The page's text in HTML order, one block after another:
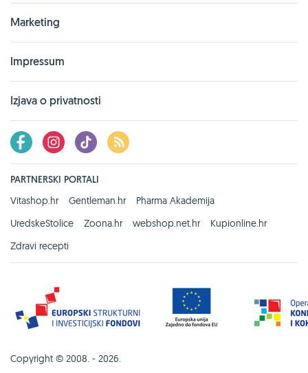
Marketing
Impressum
Izjava o privatnosti
PARTNERSKI PORTALI
Vitashop.hr
Gentleman.hr
Pharma Akademija
UredskeStolice
Zoona.hr webshop.net.hr
Kupionline.hr
Zdravi recepti
Copyright © 2008. - 2026.